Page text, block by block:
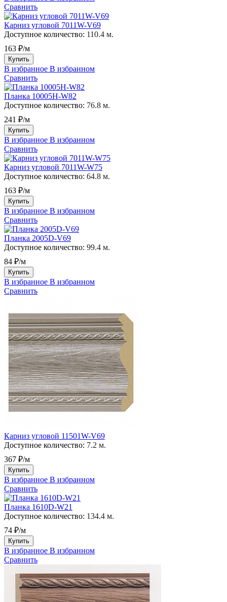
Сравнить
Карниз угловой 7011W-V69
Доступное количество: 110.4 м.
163 ₽/м
Купить
В избранное В избранном
Сравнить
Планка 10005H-W82
Доступное количество: 76.8 м.
241 ₽/м
Купить
В избранное В избранном
Сравнить
Карниз угловой 7011W-W75
Доступное количество: 64.8 м.
163 ₽/м
Купить
В избранное В избранном
Сравнить
Планка 2005D-V69
Доступное количество: 99.4 м.
84 ₽/м
Купить
В избранное В избранном
Сравнить
Карниз угловой 11501W-V69
Доступное количество: 7.2 м.
367 ₽/м
Купить
В избранное В избранном
Сравнить
Планка 1610D-W21
Доступное количество: 134.4 м.
74 ₽/м
Купить
В избранное В избранном
Сравнить